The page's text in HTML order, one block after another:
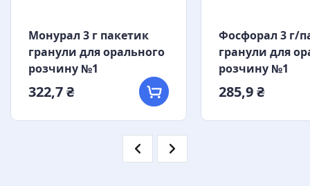
Монурал 3 г пакетик
гранули для орального
розчину №1
322,7 ₴
Фосфорал 3 г/
гранули для
розчину №1
285,9 ₴